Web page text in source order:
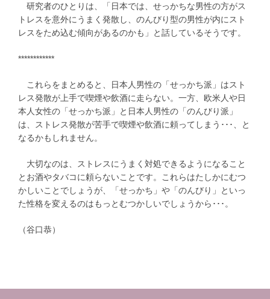
研究者のひとりは、「日本では、せっかちな男性の方がス
トレスを意外にうまく発散し、のんびり型の男性が内にスト
レスをため込む傾向があるのかも」と話しているそうです。
************
これらをまとめると、日本人男性の「せっかち派」はスト
レス発散が上手で喫煙や飲酒に走らない。一方、欧米人や日
本人女性の「せっかち派」と日本人男性の「のんびり派」
は、ストレス発散が苦手で喫煙や飲酒に頼ってしまう･･･、と
なるかもしれません。
大切なのは、ストレスにうまく対処できるようになること
とお酒やタバコに頼らないことです。これらはたしかにむつ
かしいことでしょうが、「せっかち」や「のんびり」といっ
た性格を変えるのはもっとむつかしいでしょうから･･･。
（谷口恭）